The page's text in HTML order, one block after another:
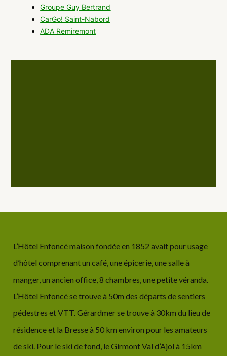
Groupe Guy Bertrand
CarGo! Saint-Nabord
ADA Remiremont
L’Hôtel Enfoncé maison fondée en 1852 avait pour usage
d’hôtel comprenant un café, une épicerie, une salle à
manger, un ancien office, 8 chambres, une petite véranda.
L’Hôtel Enfoncé se trouve à 50m des départs de sentiers
pédestres et VTT. Gérardmer se trouve à 30km du lieu de
résidence et la Bresse à 50 km environ pour les amateurs
de ski. Pour le ski de fond, le Girmont Val d’Ajol à 15km